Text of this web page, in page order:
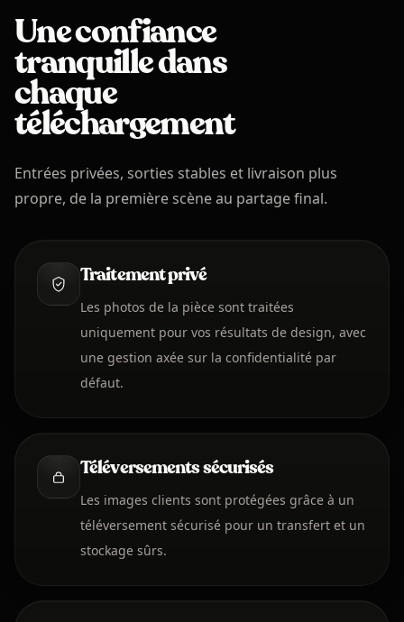
Une confiance
tranquille dans
chaque
téléchargement
Entrées privées, sorties stables et livraison plus
propre, de la première scène au partage final.
Traitement privé
Les photos de la pièce sont traitées
uniquement pour vos résultats de design, avec
une gestion axée sur la confidentialité par
défaut.
Téléversements sécurisés
Les images clients sont protégées grâce à un
téléversement sécurisé pour un transfert et un
stockage sûrs.